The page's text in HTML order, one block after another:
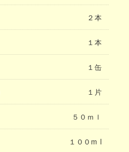
２本
１本
１缶
１片
５０ｍｌ
１００m l